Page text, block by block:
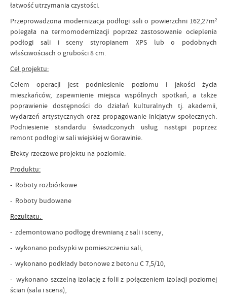
łatwość utrzymania czystości.
Przeprowadzona modernizacja podłogi sali o powierzchni 162,27m²
polegała na termomodernizacji poprzez zastosowanie ocieplenia
podłogi sali i sceny styropianem XPS lub o podobnych
właściwościach o grubości 8 cm.
Cel projektu:
Celem operacji jest podniesienie poziomu i jakości życia
mieszkańców, zapewnienie miejsca wspólnych spotkań, a także
poprawienie dostępności do działań kulturalnych tj. akademii,
wydarzeń artystycznych oraz propagowanie inicjatyw społecznych.
Podniesienie standardu świadczonych usług nastąpi poprzez
remont podłogi w sali wiejskiej w Gorawinie.
Efekty rzeczowe projektu na poziomie:
Produktu:
- Roboty rozbiórkowe
- Roboty budowane
Rezultatu:
- zdemontowano podłogę drewnianą z sali i sceny,
- wykonano podsypki w pomieszczeniu sali,
- wykonano podkłady betonowe z betonu C 7,5/10,
- wykonano szczelną izolację z folii z połączeniem izolacji poziomej
ścian (sala i scena),